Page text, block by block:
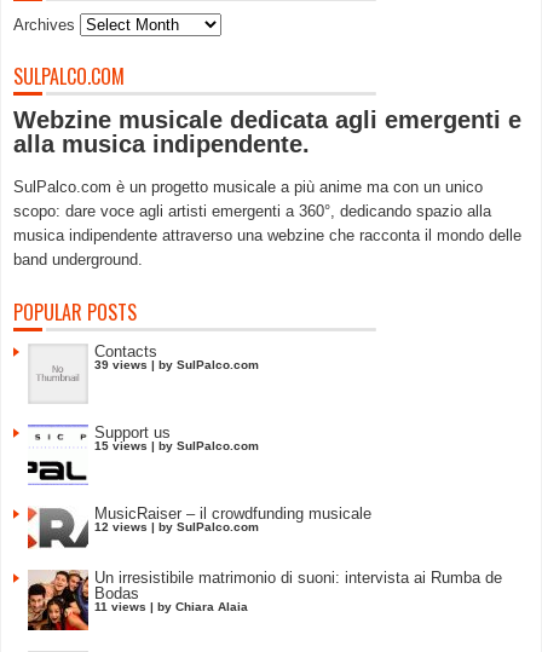
Archives
SULPALCO.COM
Webzine musicale dedicata agli emergenti e
alla musica indipendente.
SulPalco.com è un progetto musicale a più anime ma con un unico
scopo: dare voce agli artisti emergenti a 360°, dedicando spazio alla
musica indipendente attraverso una webzine che racconta il mondo delle
band underground.
POPULAR POSTS
Contacts
39 views | by SulPalco.com
Support us
15 views | by SulPalco.com
MusicRaiser – il crowdfunding musicale
12 views | by SulPalco.com
Un irresistibile matrimonio di suoni: intervista ai Rumba de
Bodas
11 views | by Chiara Alaia